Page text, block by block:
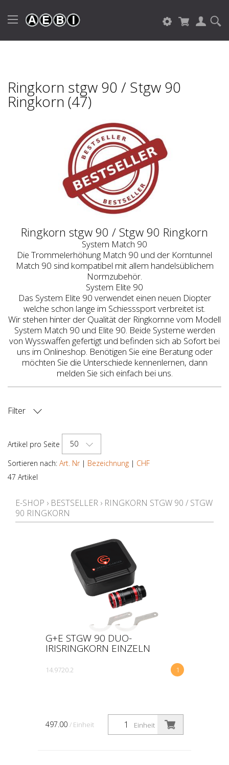
Ringkorn stgw 90 / Stgw 90
Ringkorn (47)
Ringkorn stgw 90 / Stgw 90 Ringkorn
System Match 90
Die Trommelerhöhung Match 90 und der Korntunnel
Match 90 sind kompatibel mit allem handelsüblichem
Normzubehör.
System Elite 90
Das System Elite 90 verwendet einen neuen Diopter
welche schon lange im Schiesssport verbreitet ist.
Wir stehen hinter der Qualität der Ringkornne vom Modell
System Match 90 und Elite 90. Beide Systeme werden
von Wysswaffen gefertigt und befinden sich ab Sofort bei
uns im Onlineshop. Benötigen Sie eine Beratung oder
möchten Sie die Unterschiede kennenlernen, dann
melden Sie sich einfach bei uns.
Filter
TEIL
Artikel pro Seite
50
Sortieren nach: Art. Nr| Bezeichnung | CHF
47 Artikel
E-SHOP › BESTSELLER › RINGKORN STGW 90 / STGW
90 RINGKORN
G+E STGW 90 DUO-
IRISRINGKORN EINZELN
1
14.9720.2
Einheit
497.00 / Einheit